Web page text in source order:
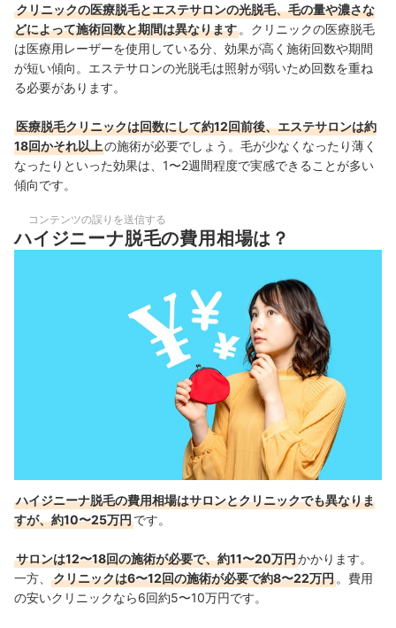
クリニックの医療脱毛とエステサロンの光脱毛、毛の量や濃さな
どによって施術回数と期間は異なります 。クリニックの医療脱毛
は医療用レーザーを使用している分、効果が高く施術回数や期間
が短い傾向。エステサロンの光脱毛は照射が弱いため回数を重ね
る必要があります。
医療脱毛クリニックは回数にして約12回前後、エステサロンは約
18回かそれ以上の施術が必要でしょう。毛が少なくなったり薄く
なったりといった効果は、1〜2週間程度で実感できることが多い
傾向です。
コンテンツの誤りを送信する
ハイジニーナ脱毛の費用相場は？
ハイジニーナ脱毛の費用相場はサロンとクリニックでも異なりま
すが、約10〜25万円です。
サロンは12〜18回の施術が必要で、約11〜20万円かかります。
一方、
クリニックは6〜12回の施術が必要で約8〜22万円 。費用
の安いクリニックなら6回約5〜10万円です。